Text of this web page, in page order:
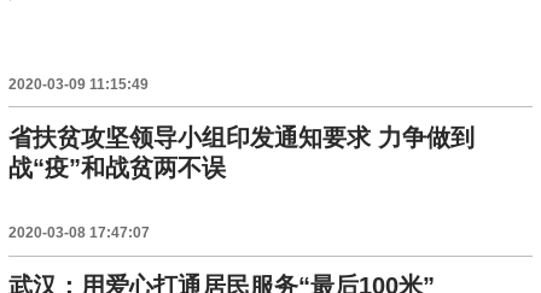
2020-03-09 11:15:49
省扶贫攻坚领导小组印发通知要求 力争做到
战“疫”和战贫两不误
2020-03-08 17:47:07
武汉：用爱心打通居民服务“最后100米”